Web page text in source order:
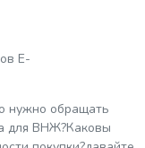
E-
нужно обращать
для ВНЖ?Каковы